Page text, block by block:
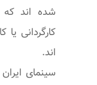
کارگردانی
اند.
سینمای